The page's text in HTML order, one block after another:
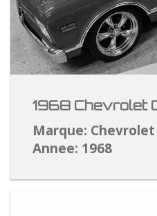
1968 Chevrolet
Marque: Chevrolet
Annee: 1968